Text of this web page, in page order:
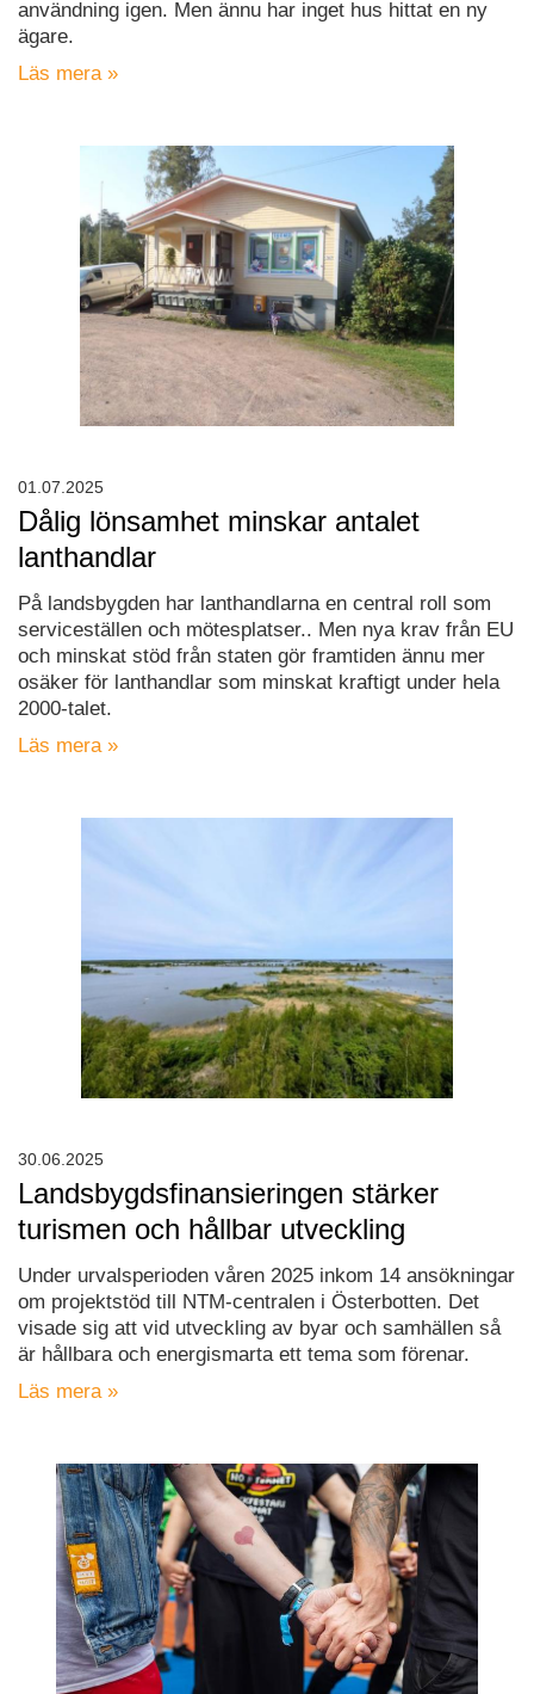
användning igen. Men ännu har inget hus hittat en ny
ägare.
Läs mera »
Dålig lönsamhet minskar antalet
lanthandlar
På landsbygden har lanthandlarna en central roll som
serviceställen och mötesplatser.. Men nya krav från EU
och minskat stöd från staten gör framtiden ännu mer
osäker för lanthandlar som minskat kraftigt under hela
2000-talet.
Läs mera »
01.07.2025
Landsbygdsfinansieringen stärker
turismen och hållbar utveckling
Under urvalsperioden våren 2025 inkom 14 ansökningar
om projektstöd till NTM-centralen i Österbotten. Det
visade sig att vid utveckling av byar och samhällen så
är hållbara och energismarta ett tema som förenar.
Läs mera »
30.06.2025